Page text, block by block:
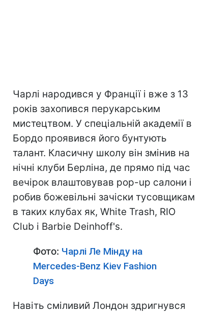
Чарлі народився у Франції і вже з 13
років захопився перукарським
мистецтвом. У спеціальній академії в
Бордо проявився його бунтують
талант. Класичну школу він змінив на
нічні клуби Берліна, де прямо під час
вечірок влаштовував pop-up салони і
робив божевільні зачіски тусовщикам
в таких клубах як, White Trash, RIO
Club і Barbie Deinhoff's.
Фото: Чарлі Ле Мінду на
Mercedes-Benz Kiev Fashion
Days
Навіть сміливий Лондон здригнувся